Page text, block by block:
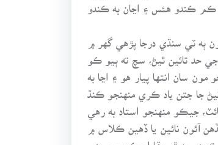
ڪندو هئس ۽ اڃان به ڪندو
ٻه ٽي سنڌي درجا پڙهي گهر ۾
حد تائين ٿيڻ، سچ ته ٻيو ڪو
سان انتها پيار هو ۽ اڃا به
جا جتن ياد ڪري منهنجو ڪنڌ
جيڪو منهنجو استاد به رهي
آئون نائين يا ڏهين ڪلاس ۾
هي به ٿو مقابلو ڪري، پر هي